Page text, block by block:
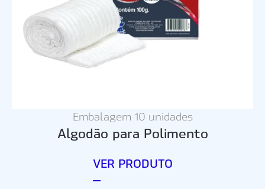
Embalagem 10 unidades
Algodão para Polimento
VER PRODUTO